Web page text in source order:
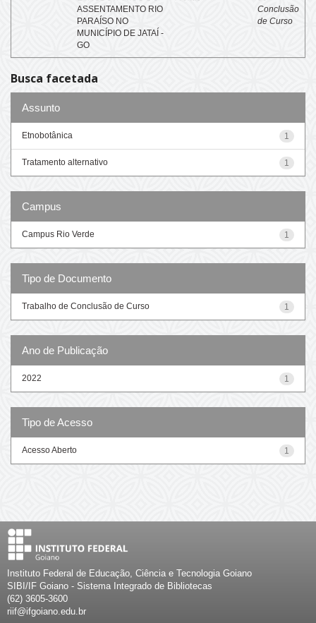
ASSENTAMENTO RIO
PARAÍSO NO
MUNICÍPIO DE JATAÍ -
GO
Conclusão
de Curso
Busca facetada
Assunto
1
Etnobotânica
1
Tratamento alternativo
Campus
1
Campus Rio Verde
Tipo de Documento
1
Trabalho de Conclusão de Curso
Ano de Publicação
1
2022
Tipo de Acesso
1
Acesso Aberto
Instituto Federal de Educação, Ciência e Tecnologia Goiano
SIBI/IF Goiano - Sistema Integrado de Bibliotecas
(62) 3605-3600
riif@ifgoiano.edu.br